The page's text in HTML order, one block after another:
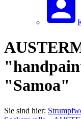
"Samoa"
Sie sind hier: